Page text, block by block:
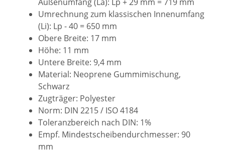
Umrechnung zum klassischen Innenumfang
(Li): Lp - 40 = 650 mm
Obere Breite: 17 mm
Höhe: 11 mm
Untere Breite: 9,4 mm
Material: Neoprene Gummimischung,
Schwarz
Zugträger: Polyester
Norm: DIN 2215 / ISO 4184
Toleranzbereich nach DIN: 1%
Empf. Mindestscheibendurchmesser: 90
mm